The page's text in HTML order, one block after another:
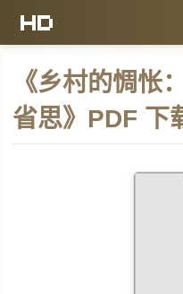
《乡村的惆怅
省思》PDF 下